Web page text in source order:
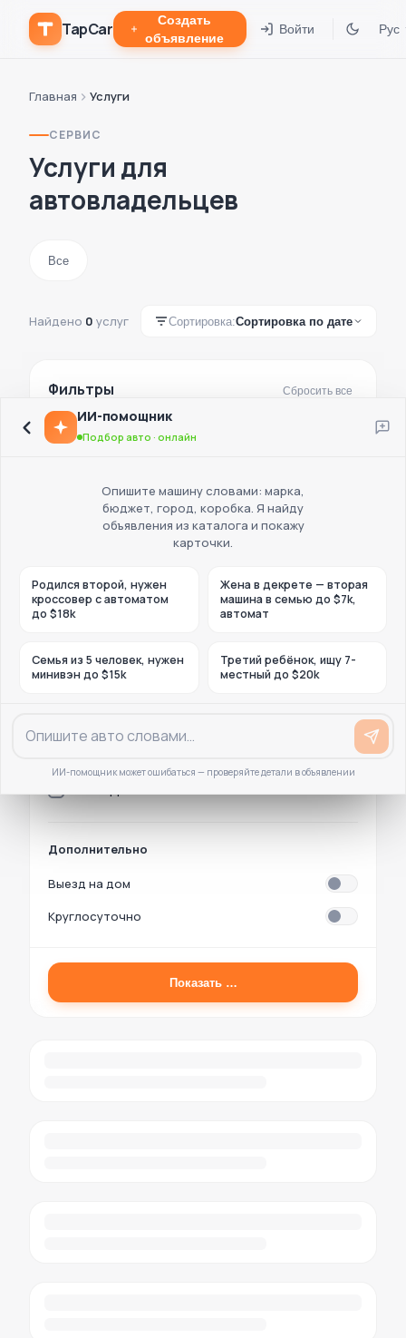
TapCar
Создать
объявление
Войти Рус
Главная Услуги
СЕРВИС
Услуги для
автовладельцев
Все
Найдено 0 услуг Сортировка:Сортировка по дате
Фильтры Сбросить все
Город и регион
Способ связи
Дополнительно
Выезд на дом
Круглосуточно
Показать …
ИИ-помощник
Подбор авто · онлайн
Опишите машину словами: марка,
бюджет, город, коробка. Я найду
объявления из каталога и покажу
карточки.
Родился второй, нужен
кроссовер с автоматом
до $18k
Жена в декрете — вторая
машина в семью до $7k,
автомат
Семья из 5 человек, нужен
минивэн до $15k
Третий ребёнок, ищу 7-
местный до $20k
ИИ-помощник может ошибаться — проверяйте детали в объявлении